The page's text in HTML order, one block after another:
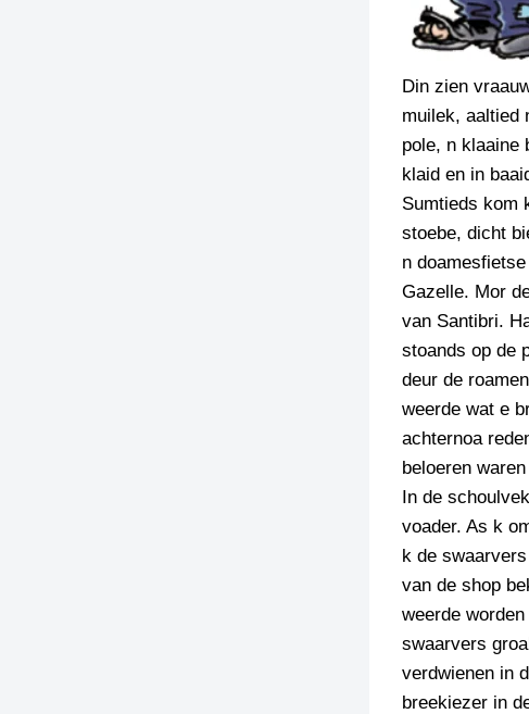
Din zien
muilek, aaltied
pole, n klaaine
klaid en in
Sumtieds kom
stoebe, dicht
n
Gazelle. Mor
van Santibri.
stoands op de
deur de
weerde wat e
achternoa
beloeren
In de
voader. As k
k de
van de shop
weerde
swaarvers
verdwienen in
breekiezer in